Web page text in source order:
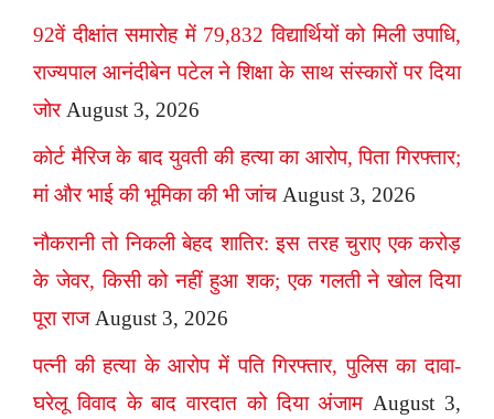
92वें दीक्षांत समारोह में 79,832 विद्यार्थियों को मिली उपाधि,
राज्यपाल आनंदीबेन पटेल ने शिक्षा के साथ संस्कारों पर दिया
जोर August 3, 2026
कोर्ट मैरिज के बाद युवती की हत्या का आरोप, पिता गिरफ्तार;
मां और भाई की भूमिका की भी जांच August 3, 2026
नौकरानी तो निकली बेहद शातिर: इस तरह चुराए एक करोड़
के जेवर, किसी को नहीं हुआ शक; एक गलती ने खोल दिया
पूरा राज August 3, 2026
पत्नी की हत्या के आरोप में पति गिरफ्तार, पुलिस का दावा-
घरेलू विवाद के बाद वारदात को दिया अंजाम August 3,